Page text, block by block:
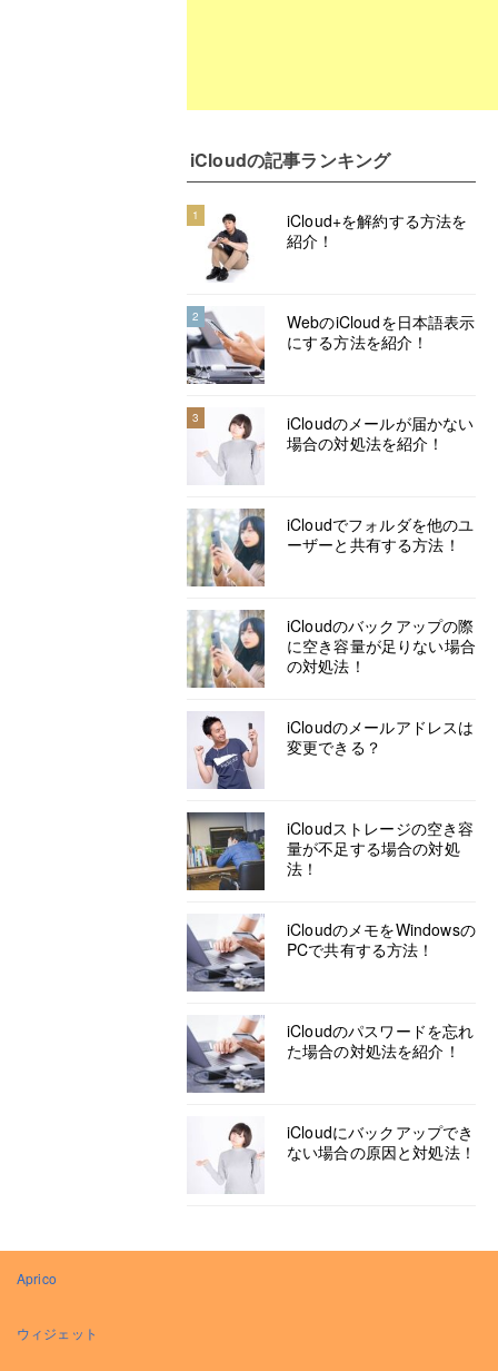
iCloudの記事ランキング
1
iCloud+を解約する方法を
紹介！
2
WebのiCloudを日本語表示
にする方法を紹介！
3
iCloudのメールが届かない
場合の対処法を紹介！
iCloudでフォルダを他のユ
ーザーと共有する方法！
iCloudのバックアップの際
に空き容量が足りない場合
の対処法！
iCloudのメールアドレスは
変更できる？
iCloudストレージの空き容
量が不足する場合の対処
法！
iCloudのメモをWindowsの
PCで共有する方法！
iCloudのパスワードを忘れ
た場合の対処法を紹介！
iCloudにバックアップでき
ない場合の原因と対処法！
Aprico
ウィジェット